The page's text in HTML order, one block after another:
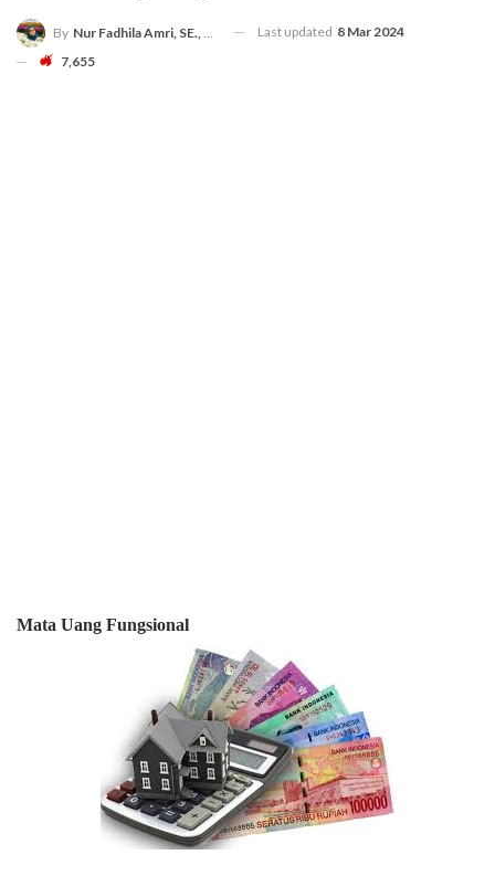
By Nur Fadhila Amri, SE., Ak., M.Si Last updated 8 Mar 2024
7,655
Mata Uang Fungsional